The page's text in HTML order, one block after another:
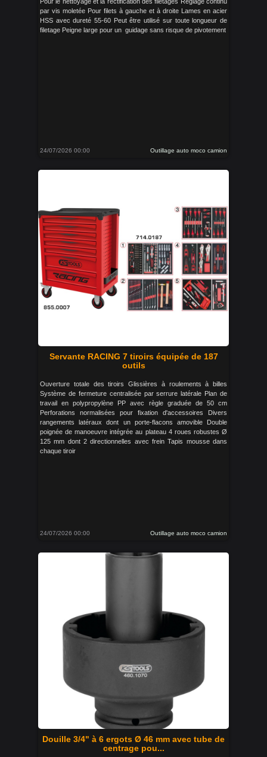
par vis moletée Pour filets à gauche et à droite Lames en acier
HSS avec dureté 55-60 Peut être utilisé sur toute longueur de
filetage Peigne large pour un guidage sans risque de pivotement
24/07/2026 00:00 Outillage auto moco camion
Servante RACING 7 tiroirs équipée de 187
outils
Ouverture totale des tiroirs Glissières à roulements à billes
Système de fermeture centralisée par serrure latérale Plan de
travail en polypropylène PP avec règle graduée de 50 cm
Perforations normalisées pour fixation d'accessoires Divers
rangements latéraux dont un porte-flacons amovible Double
poignée de manoeuvre intégrée au plateau 4 roues robustes Ø
125 mm dont 2 directionnelles avec frein Tapis mousse dans
chaque tiroir
24/07/2026 00:00 Outillage auto moco camion
Douille 3/4" à 6 ergots Ø 46 mm avec tube de
centrage pou...